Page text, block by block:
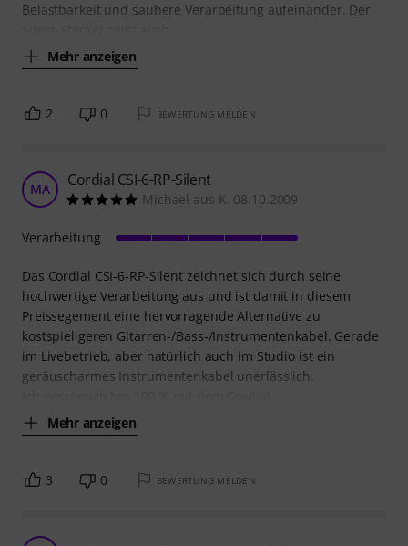
Belastbarkeit und saubere Verarbeitung aufeinander. Der
Mehr anzeigen
2 0 BEWERTUNG MELDEN
MA Cordial CSI-6-RP-Silent
Michael aus K. 08.10.2009
Das Cordial CSI-6-RP-Silent zeichnet sich durch seine
hochwertige Verarbeitung aus und ist damit in diesem
Preissegement eine hervorragende Alternative zu
kostspieligeren Gitarren-/Bass-/Instrumentenkabel. Gerade
im Livebetrieb, aber natürlich auch im Studio ist ein
geräuscharmes Instrumentenkabel unerlässlich.
Mehr anzeigen
Verarbeitung
3 0 BEWERTUNG MELDEN